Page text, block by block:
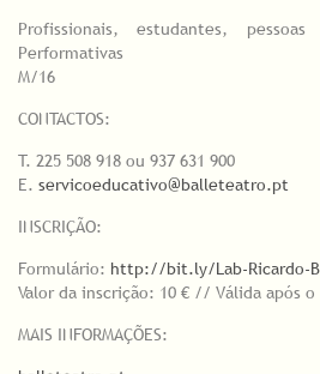
Profissionais, estudantes,
Performativas
M/16
CONTACTOS:
T. 225 508 918 ou 937 631 900
E. servicoeducativo@balleteatro.pt
INSCRIÇÃO:
Formulário: http://bit.ly/Lab-Ricardo-
Valor da inscrição: 10 € // Válida após
MAIS INFORMAÇÕES: